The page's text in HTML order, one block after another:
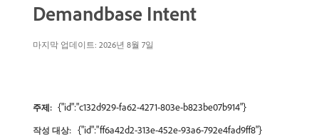
Demandbase Intent
마지막 업데이트: 2026년 8월 7일
주제: {"id":"c132d929-fa62-4271-803e-b823be07b914"}
작성 대상: {"id":"ff6a42d2-313e-452e-93a6-792e4fad9ff8"}